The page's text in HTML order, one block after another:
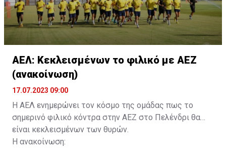
ΑΕΛ: Κεκλεισμένων το φιλικό με ΑΕΖ
(ανακοίνωση)
17.07.2023 09:00
Η ΑΕΛ ενημερώνει τον κόσμο της ομάδας πως το
σημερινό φιλικό κόντρα στην ΑΕΖ στο Πελένδρι θα
είναι κεκλεισμένων των θυρών.
Η ανακοίνωση: